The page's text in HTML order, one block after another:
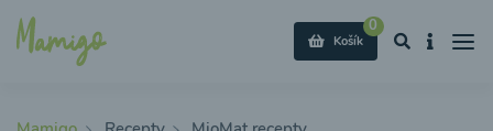
0
Košík